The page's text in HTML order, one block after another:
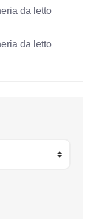
da letto
da letto